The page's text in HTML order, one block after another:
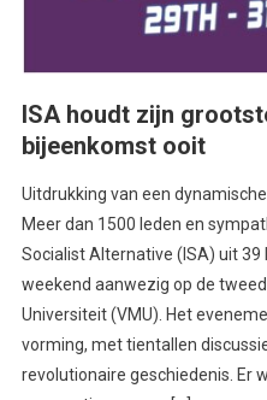
ISA houdt zijn
bijeenkomst ooit
Uitdrukking van een
Meer dan 1500 leden en
Socialist Alternative (ISA) uit
weekend aanwezig op de
Universiteit (VMU). Het
vorming, met tientallen
revolutionaire geschiedenis. Er